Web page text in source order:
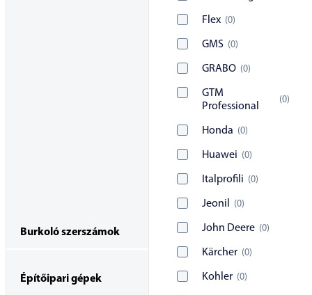
Flex (0)
GMS (0)
GRABO (0)
GTM
Professional
(0)
Honda (0)
Huawei (0)
Italprofili (0)
Jeonil (0)
John Deere (0)
Kärcher (0)
Kohler (0)
Burkoló szerszámok
Építőipari gépek